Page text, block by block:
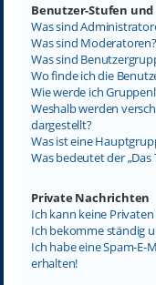
Benutzer-Stufen und
Was sind
Was sind Moderatoren?
Was sind
Wo finde ich die
Wie werde ich
Weshalb werden
dargestellt?
Was ist eine
Was bedeutet der
Private Nachrichten
Ich kann keine
Ich bekomme ständig
Ich habe eine Spam-E-
erhalten!